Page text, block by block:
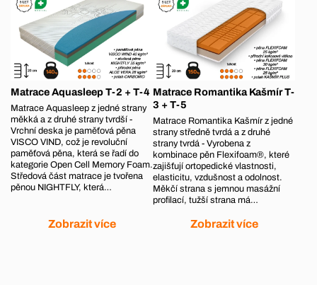
Matrace Aquasleep T-2 + T-4
Matrace Aquasleep z jedné strany
měkká a z druhé strany tvrdší -
Vrchní deska je paměťová pěna
VISCO VIND, což je revoluční
paměťová pěna, která se řadí do
kategorie Open Cell Memory Foam.
Středová část matrace je tvořena
pěnou NIGHTFLY, která…
Zobrazit více
Matrace Romantika Kašmír T-
3 + T-5
Matrace Romantika Kašmír z jedné
strany středně tvrdá a z druhé
strany tvrdá - Vyrobena z
kombinace pěn Flexifoam®, které
zajišťují ortopedické vlastnosti,
elasticitu, vzdušnost a odolnost.
Měkčí strana s jemnou masážní
profilací, tužší strana má…
Zobrazit více